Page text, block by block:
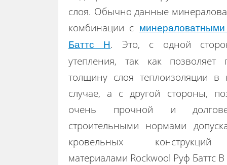
слоя. Обычно данные
комбинации с
Баттс Н. Это, с одной
утепления, так как позволяет
толщину слоя теплоизоляции в
случае, а с другой стороны,
очень прочной и
строительными нормами
кровельных конструкций
материалами Rockwool Руф Баттс